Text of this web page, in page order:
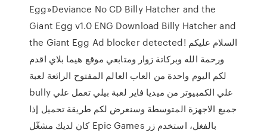
Egg»Deviance No CD Billy Hatcher and the
Giant Egg v1.0 ENG Download Billy Hatcher and
the Giant Egg Ad blocker detected! السلام عليكم
ورحمة الله وبركاتة زوار ومتابعي موقع هيما بلاي اقدم
لكم اليوم واحدة من العاب العالم المفتوح الرائعة لعبة
bully علي الكمبيوتر من ميديا فاير لعبة بيلي تعمل علي
جميع الاجهزة المتوسطة وسنعرض لكم طريقة تحميل إذا
كان لديك مشغّل Epic Games بالفغل، استخدم زر